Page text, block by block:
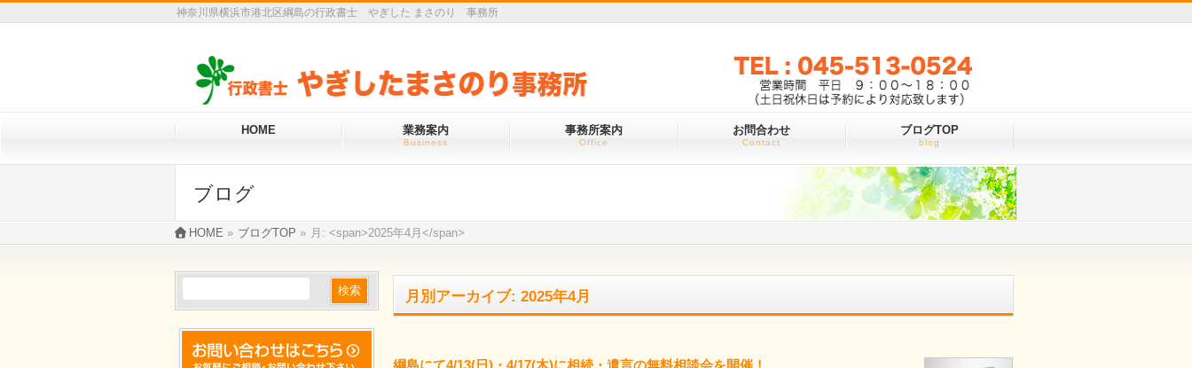
神奈川県横浜市港北区綱島の行政書士 やぎした まさのり 事務所
お気軽にお問い合わせください
TEL 045-513-0524
営業時間 平日 ９：００～１８：００
（土日祝休日は予約により対応致します）
HOME 業務案内
Business
事務所案内
Office
お問合わせ
Contact
ブログTOP
blog
ブログ
HOME » ブログTOP » 月: <span>2025年4月</span>
月別アーカイブ: 2025年4月